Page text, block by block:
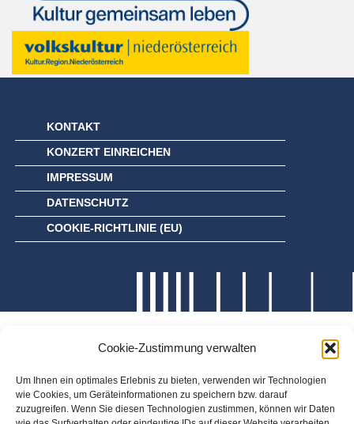
Cookie-Zustimmung verwalten
Um Ihnen ein optimales Erlebnis zu bieten, verwenden wir Technologien
wie Cookies, um Geräteinformationen zu speichern bzw. darauf
zuzugreifen. Wenn Sie diesen Technologien zustimmen, können wir Daten
KONTAKT
KONZERT EINREICHEN
IMPRESSUM
DATENSCHUTZ
COOKIE-RICHTLINIE (EU)